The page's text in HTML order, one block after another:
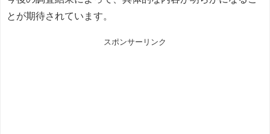
とが期待されています。
スポンサーリンク